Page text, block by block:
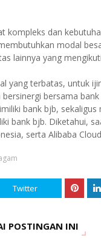
kompleks dan
modal
lainnya yang
yang terbatas, untuk
bersama
bank bjb,
bank bjb. Diketahui,
serta Alibaba
Twitter
POSTINGAN INI